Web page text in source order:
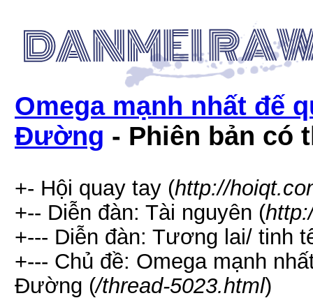
Omega mạnh nhất đế
Đường - Phiên bản có
+- Hội quay tay (http://
+-- Diễn đàn: Tài nguyên (
+--- Diễn đàn: Tương lai/ tinh
+--- Chủ đề: Omega mạnh
Đường (/thread-5023.html)